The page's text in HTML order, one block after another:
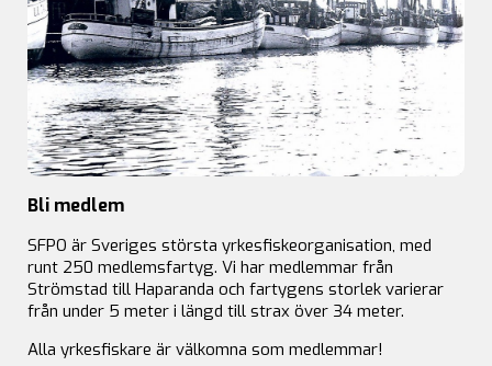
Bli medlem
SFPO är Sveriges största yrkesfiskeorganisation, med
runt 250 medlemsfartyg. Vi har medlemmar från
Strömstad till Haparanda och fartygens storlek varierar
från under 5 meter i längd till strax över 34 meter.
Alla yrkesfiskare är välkomna som medlemmar!